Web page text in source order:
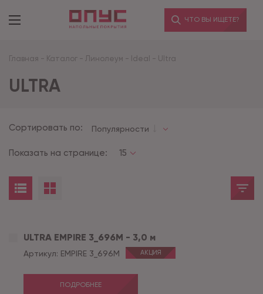
ЧТО ВЫ ИЩЕТЕ?
Главная - Каталог - Линолеум - Ideal - Ultra
ULTRA
Сортировать по: Популярности
Показать на странице: 15
ULTRA EMPIRE 3_696M - 3,0 м
Артикул: EMPIRE 3_696M АКЦИЯ
ПОДРОБНЕЕ